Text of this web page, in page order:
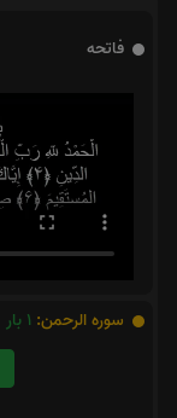
فاتحه
سوره الرحمن: 1 بار